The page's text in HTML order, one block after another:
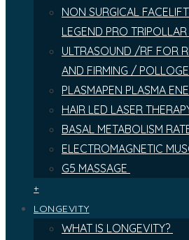
NON SURGICAL
LEGEND PRO
ULTRASOUND /RF FOR
AND FIRMING /
PLASMAPEN PLASMA
HAIR LED LASER
BASAL METABOLISM
ELECTROMAGNETIC
G5 MASSAGE
+
LONGEVITY
WHAT IS LONGEVITY?